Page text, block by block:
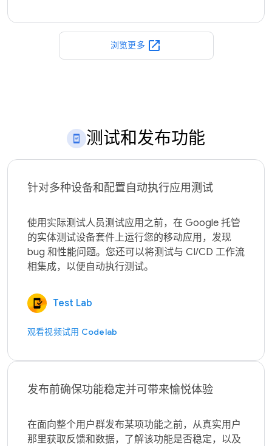
浏览更多 open_in_new
测试和发布功能
针对多种设备和配置自动执行应用测试
使用实际测试人员测试应用之前，在 Google 托管
的实体测试设备套件上运行您的移动应用，发现
bug 和性能问题。您还可以将测试与 CI/CD 工作流
Test Lab
观看视频试用 Codelab
发布前确保功能稳定并可带来愉悦体验
在面向整个用户群发布某项功能之前，从真实用户
那里获取反馈和数据，了解该功能是否稳定，以及